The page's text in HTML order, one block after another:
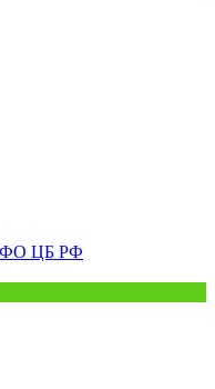
ЦБ РФ